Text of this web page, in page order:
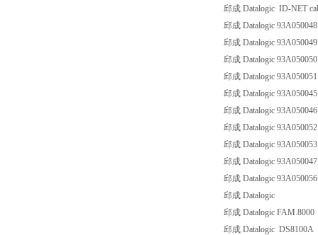
邱成 Datalogic ID-NET
邱成 Datalogic
邱成 Datalogic
邱成 Datalogic
邱成 Datalogic
邱成 Datalogic
邱成 Datalogic
邱成 Datalogic
邱成 Datalogic
邱成 Datalogic
邱成 Datalogic
邱成 Datalogic
邱成 Datalogic FAM.8000
邱成 Datalogic DS8100A